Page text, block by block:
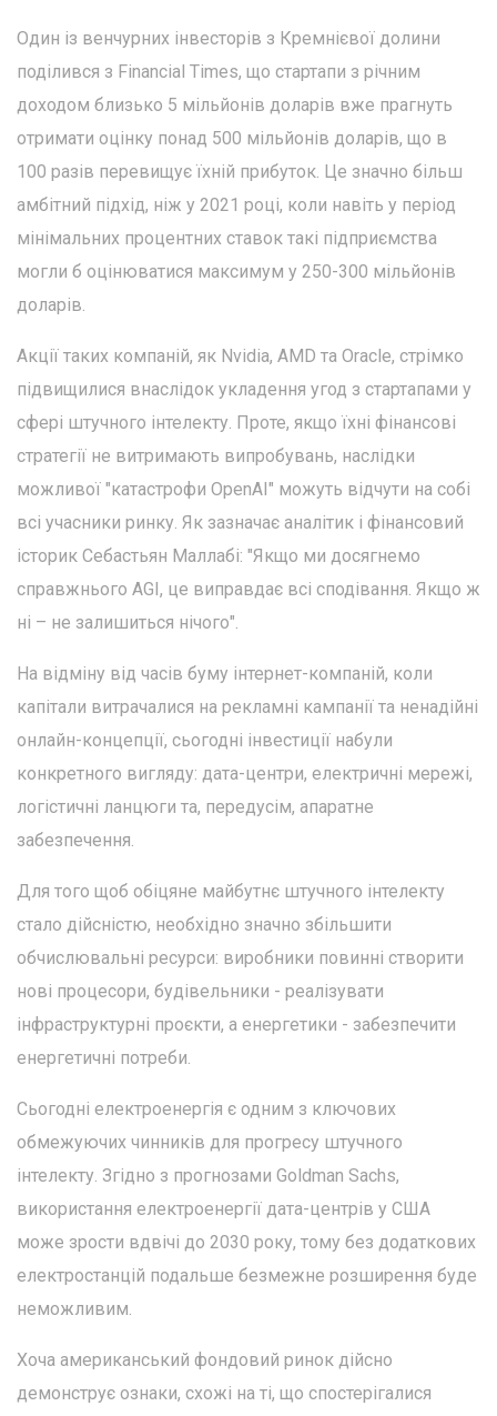
Один із венчурних інвесторів з Кремнієвої долини
поділився з Financial Times, що стартапи з річним
доходом близько 5 мільйонів доларів вже прагнуть
отримати оцінку понад 500 мільйонів доларів, що в
100 разів перевищує їхній прибуток. Це значно більш
амбітний підхід, ніж у 2021 році, коли навіть у період
мінімальних процентних ставок такі підприємства
могли б оцінюватися максимум у 250-300 мільйонів
доларів.
Акції таких компаній, як Nvidia, AMD та Oracle, стрімко
підвищилися внаслідок укладення угод з стартапами у
сфері штучного інтелекту. Проте, якщо їхні фінансові
стратегії не витримають випробувань, наслідки
можливої "катастрофи OpenAI" можуть відчути на собі
всі учасники ринку. Як зазначає аналітик і фінансовий
історик Себастьян Маллабі: "Якщо ми досягнемо
справжнього AGI, це виправдає всі сподівання. Якщо ж
ні – не залишиться нічого".
На відміну від часів буму інтернет-компаній, коли
капітали витрачалися на рекламні кампанії та ненадійні
онлайн-концепції, сьогодні інвестиції набули
конкретного вигляду: дата-центри, електричні мережі,
логістичні ланцюги та, передусім, апаратне
забезпечення.
Для того щоб обіцяне майбутнє штучного інтелекту
стало дійсністю, необхідно значно збільшити
обчислювальні ресурси: виробники повинні створити
нові процесори, будівельники - реалізувати
інфраструктурні проєкти, а енергетики - забезпечити
енергетичні потреби.
Сьогодні електроенергія є одним з ключових
обмежуючих чинників для прогресу штучного
інтелекту. Згідно з прогнозами Goldman Sachs,
використання електроенергії дата-центрів у США
може зрости вдвічі до 2030 року, тому без додаткових
електростанцій подальше безмежне розширення буде
неможливим.
Хоча американський фондовий ринок дійсно
демонструє ознаки, схожі на ті, що спостерігалися